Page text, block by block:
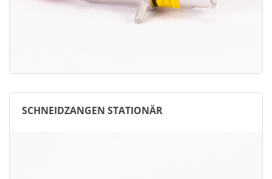
SCHNEIDZANGEN STATIONÄR